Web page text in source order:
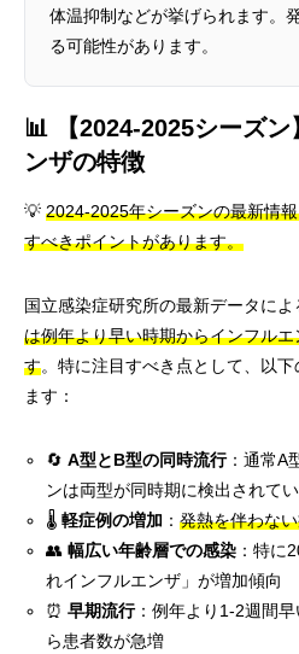
体温抑制などが挙げられます。
る可能性があります。
📊 【2024-2025シーズ
ンザの特徴
💡 2024-2025年シーズンの最新情
すべきポイントがあります。
国立感染症研究所の最新データによ
は例年より早い時期からインフル
す。特に注目すべき点として、以
ます：
🔄A型とB型の同時流行：通常A
ンは両型が同時期に検出されて
🌡️軽症例の増加 ：発熱を伴わな
👥幅広い年齢層での感染 ：特に
れインフルエンザ」が増加傾向
⏰早期流行：例年より1-2週間
ら患者数が急増